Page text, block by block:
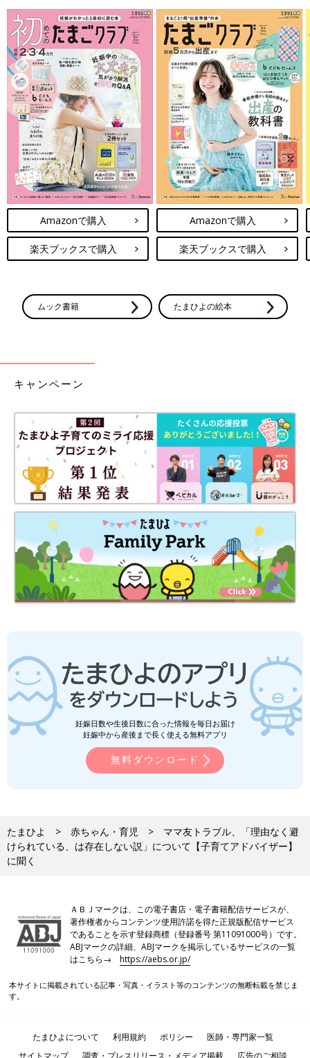
https://www.tomokonagashima.com/
文／和兎 尊美
※文中のコメントは「ウィメンズパーク」の投稿を再編集したも
のです。
※記事の内容は記事執筆当時の情報であり、現在と異なる場合が
あります。
突然の無視、仲間外れ、、、さらに、マ
ウンティング!? ママ友界のリアル！
母になると、子どものことや家族のことで、新
しい関わりが増えますよね。子どもを産む前
は、人間関係も自分の都合で選べたけれど、母
になるとそうも言っていられない…ママ友関係
でしたイヤな思いや、「これってまさかマウン
ティング！？」という経験をしたママたちの体
験談を聞いてみました。
Amazonで購入
楽天ブックスで購入
Amazonで購入
楽天ブックスで購入
ムック書籍 たまひよの絵本
キャンペーン
妊娠日数や生後日数に合った情報を毎日お届け
妊娠中から産後まで長く使える無料アプリ
無料ダウンロード
たまひよ 赤ちゃん・育児
ママ友トラブル、「理由なく避
けられている、は存在しない説」について【子育てアドバイザー】
に聞く
ＡＢＪマークは、この電子書店・電子書籍配信サービスが、
著作権者からコンテンツ使用許諾を得た正規版配信サービス
であることを示す登録商標（登録番号 第11091000号）です。
ABJマークの詳細、ABJマークを掲示しているサービスの一覧
はこちら→https://aebs.or.jp/
本サイトに掲載されている記事・写真・イラスト等のコンテンツの無断転載を禁じま
す。
たまひよについて 利用規約 ポリシー
医師・専門家一覧